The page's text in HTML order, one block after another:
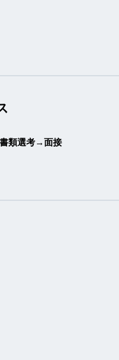
類選考→面接